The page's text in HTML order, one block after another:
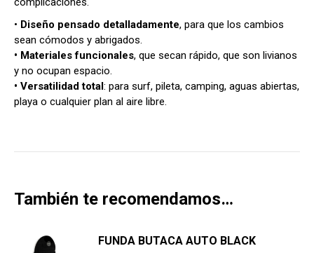
• Diseño pensado detalladamente, para que los cambios
sean cómodos y abrigados.
• Materiales funcionales, que secan rápido, que son livianos
y no ocupan espacio.
• Versatilidad total: para surf, pileta, camping, aguas abiertas,
playa o cualquier plan al aire libre.
También te recomendamos…
FUNDA BUTACA AUTO BLACK